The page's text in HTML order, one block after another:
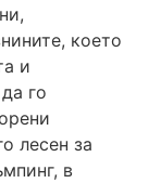
което
и
го
лесен за
в